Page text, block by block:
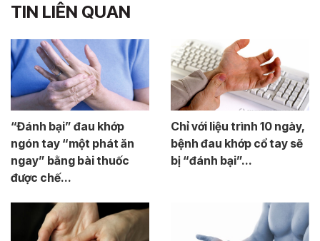
TIN LIÊN QUAN
“Đánh bại” đau khớp
ngón tay “một phát ăn
ngay” bằng bài thuốc
được chế...
Chỉ với liệu trình 10 ngày,
bệnh đau khớp cổ tay sẽ
bị “đánh bại”...